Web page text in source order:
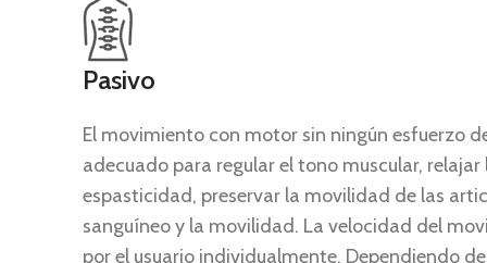
Pasivo
El movimiento con motor sin ningún esfuerzo
adecuado para regular el tono muscular,
espasticidad, preservar la movilidad de las
sanguíneo y la movilidad. La velocidad del
por el usuario individualmente. Dependiendo